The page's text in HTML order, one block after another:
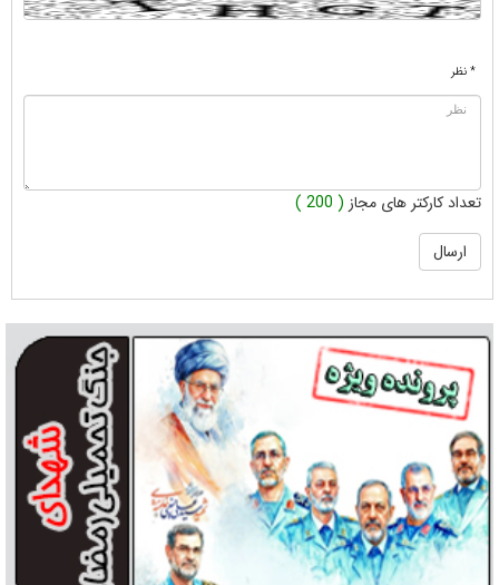
* نظر
تعداد کارکتر های مجاز ( 200 )